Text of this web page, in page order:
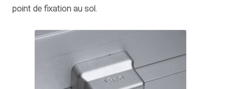
point de fixation au sol.